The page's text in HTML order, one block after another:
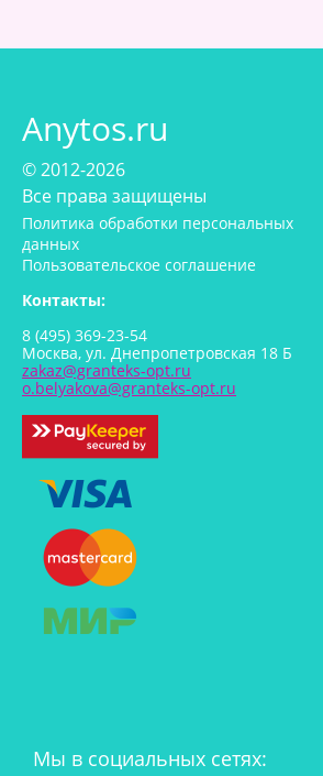
Anytos.ru
© 2012-2026
Все права защищены
Политика обработки персональных
данных
Пользовательское соглашение
Контакты:
8 (495) 369-23-54
Москва, ул. Днепропетровская 18 Б
zakaz@granteks-opt.ru
o.belyakova@granteks-opt.ru
Мы в социальных сетях: